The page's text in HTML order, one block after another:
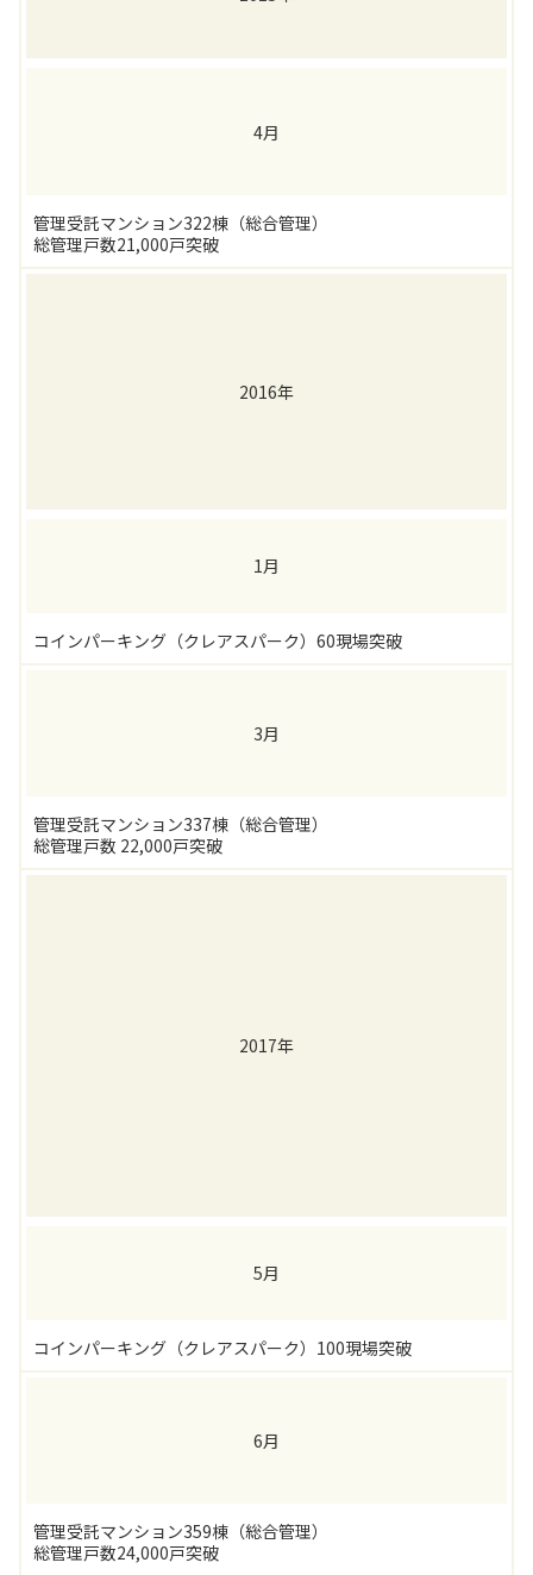
4月
管理受託マンション322棟（総合管理）
総管理戸数21,000戸突破
2016年
1月
コインパーキング（クレアスパーク）60現場突破
3月
管理受託マンション337棟（総合管理）
総管理戸数 22,000戸突破
2017年
5月
コインパーキング（クレアスパーク）100現場突破
6月
管理受託マンション359棟（総合管理）
総管理戸数24,000戸突破